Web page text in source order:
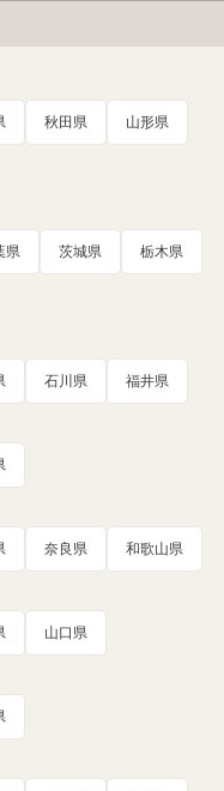
秋田県 山形県
県 茨城県 栃木県
石川県 福井県
奈良県 和歌山県
山口県